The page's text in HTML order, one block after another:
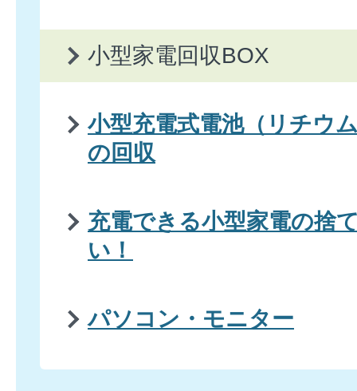
小型家電回収BOX
小型充電式電池（リチウ
の回収
充電できる小型家電の捨
い！
パソコン・モニター